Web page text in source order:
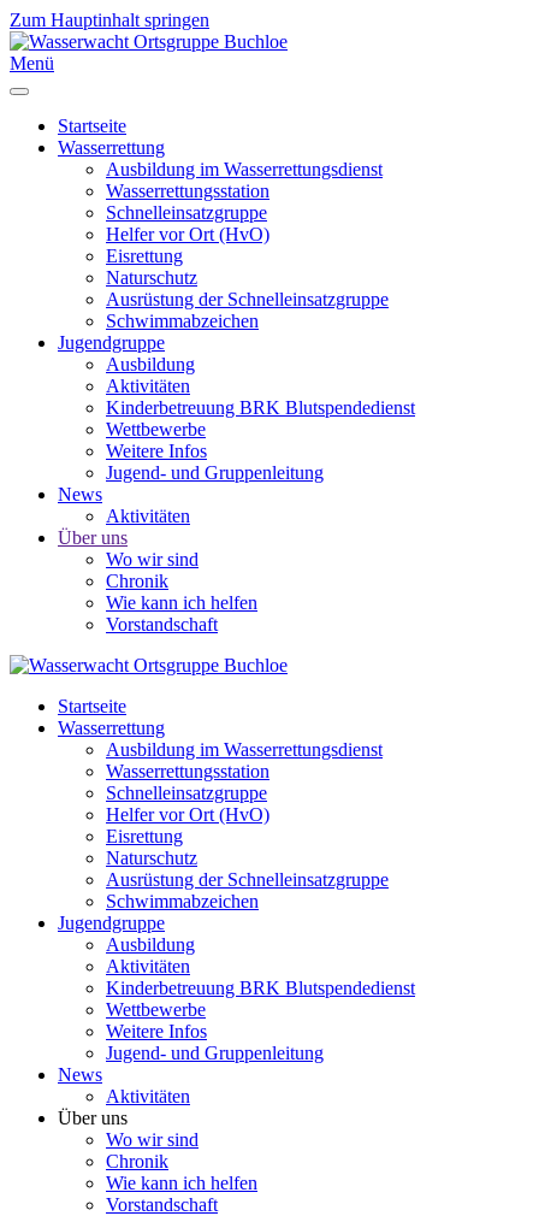
Zum Hauptinhalt springen
Menü
Startseite
Wasserrettung
Ausbildung im Wasserrettungsdienst
Wasserrettungsstation
Schnelleinsatzgruppe
Helfer vor Ort (HvO)
Eisrettung
Naturschutz
Ausrüstung der Schnelleinsatzgruppe
Schwimmabzeichen
Jugendgruppe
Ausbildung
Aktivitäten
Kinderbetreuung BRK Blutspendedienst
Wettbewerbe
Weitere Infos
Jugend- und Gruppenleitung
News
Aktivitäten
Über uns
Wo wir sind
Chronik
Wie kann ich helfen
Vorstandschaft
Startseite
Wasserrettung
Ausbildung im Wasserrettungsdienst
Wasserrettungsstation
Schnelleinsatzgruppe
Helfer vor Ort (HvO)
Eisrettung
Naturschutz
Ausrüstung der Schnelleinsatzgruppe
Schwimmabzeichen
Jugendgruppe
Ausbildung
Aktivitäten
Kinderbetreuung BRK Blutspendedienst
Wettbewerbe
Weitere Infos
Jugend- und Gruppenleitung
News
Aktivitäten
Über uns
Wo wir sind
Chronik
Wie kann ich helfen
Vorstandschaft